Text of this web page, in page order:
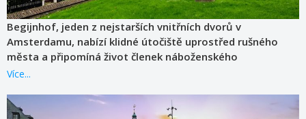
Begijnhof, jeden z nejstarších vnitřních dvorů v
Amsterdamu, nabízí klidné útočiště uprostřed rušného
města a připomíná život členek náboženského
společenství bekyní, které zde žily již od středověku.
Více...